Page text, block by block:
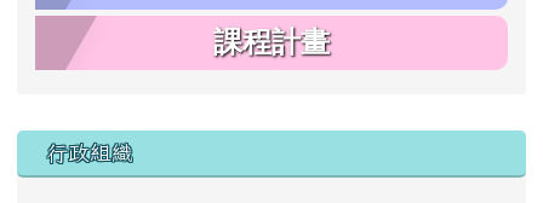
課程計畫
行政組織